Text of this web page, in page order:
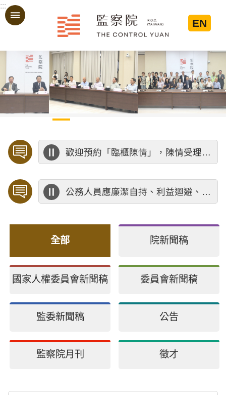
跳到主要內容區塊
:::
EN
歡迎預約「臨櫃陳情」，陳情受理中心將優先排定人員與您接談，釐清案情爭點後收案處理，以節省您的寶貴時間。
公務人員應廉潔自持、利益迴避、依法公正執行公務～考試院公務人員保障暨培訓委員會～
全部 院新聞稿
國家人權委員會新聞稿 委員會新聞稿
監委新聞稿 公告
監察院月刊 徵才